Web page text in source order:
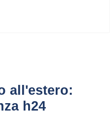
all'estero:
h24